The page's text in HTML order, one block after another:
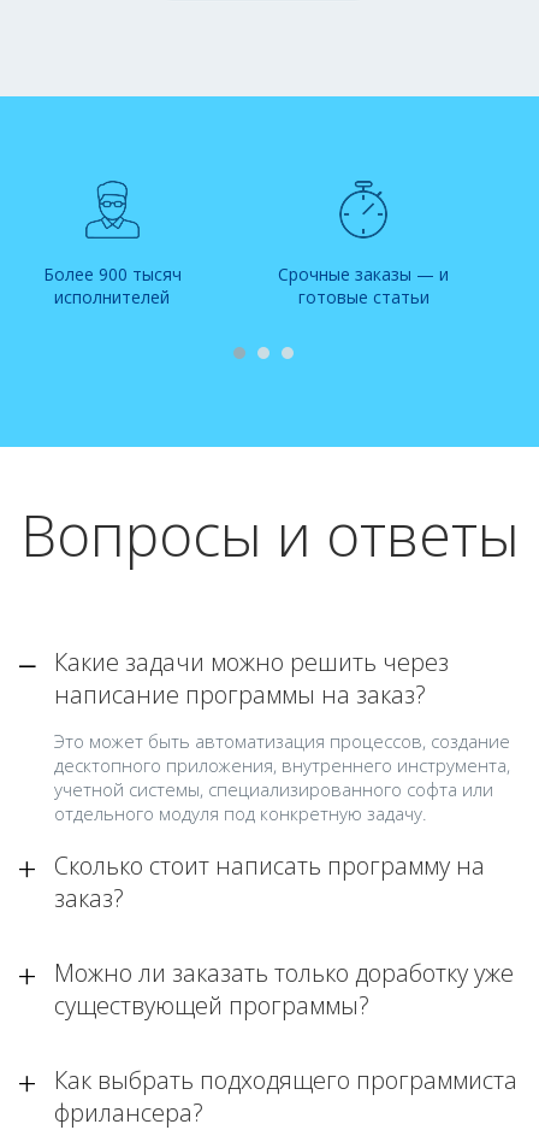
Более 900 тысяч
исполнителей
Срочные заказы — и
готовые статьи
Вопросы и ответы
Какие задачи можно решить через
написание программы на заказ?
Это может быть автоматизация процессов, создание
десктопного приложения, внутреннего инструмента,
учетной системы, специализированного софта или
отдельного модуля под конкретную задачу.
Сколько стоит написать программу на
заказ?
Можно ли заказать только доработку уже
существующей программы?
Как выбрать подходящего программиста
фрилансера?